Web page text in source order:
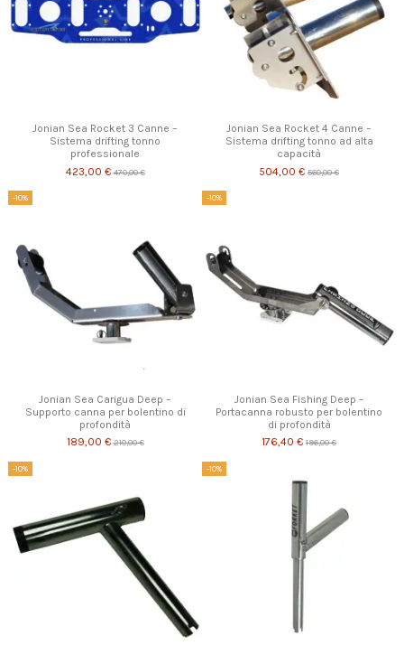
Jonian Sea Rocket 3 Canne –
Sistema drifting tonno
professionale
423,00 €470,00 €
Jonian Sea Rocket 4 Canne –
Sistema drifting tonno ad alta
capacità
504,00 € 560,00 €
-10%
Jonian Sea Carigua Deep –
Supporto canna per bolentino di
profondità
189,00 €210,00 €
-10%
Jonian Sea Fishing Deep –
Portacanna robusto per bolentino
di profondità
176,40 € 196,00 €
-10% -10%